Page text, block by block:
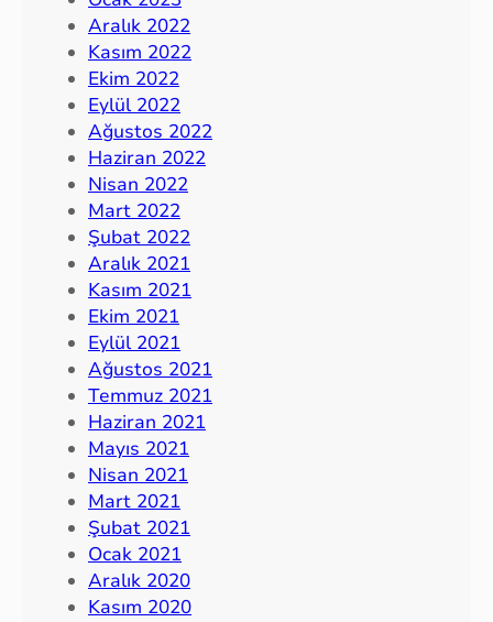
Aralık 2022
Kasım 2022
Ekim 2022
Eylül 2022
Ağustos 2022
Haziran 2022
Nisan 2022
Mart 2022
Şubat 2022
Aralık 2021
Kasım 2021
Ekim 2021
Eylül 2021
Ağustos 2021
Temmuz 2021
Haziran 2021
Mayıs 2021
Nisan 2021
Mart 2021
Şubat 2021
Ocak 2021
Aralık 2020
Kasım 2020